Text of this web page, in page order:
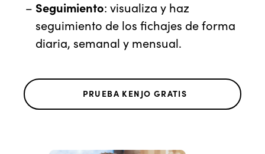
Seguimiento: visualiza y haz
seguimiento de los fichajes de forma
diaria, semanal y mensual.
PRUEBA KENJO GRATIS